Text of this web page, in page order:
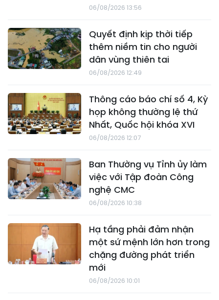
06/08/2026 13:56
Quyết định kịp thời tiếp
thêm niềm tin cho người
dân vùng thiên tai
06/08/2026 12:49
Thông cáo báo chí số 4, Kỳ
họp không thường lệ thứ
Nhất, Quốc hội khóa XVI
06/08/2026 12:07
Ban Thường vụ Tỉnh ủy làm
việc với Tập đoàn Công
nghệ CMC
06/08/2026 10:38
Hạ tầng phải đảm nhận
một sứ mệnh lớn hơn trong
chặng đường phát triển
mới
06/08/2026 10:01